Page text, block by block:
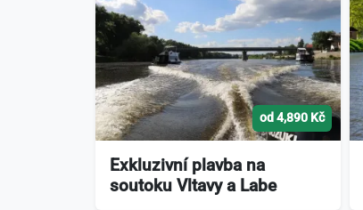
od 4,890 Kč
Exkluzivní plavba na
soutoku Vltavy a Labe